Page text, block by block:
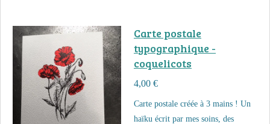
Carte postale
typographique -
coquelicots
4,00 €
Carte postale créée à 3 mains ! Un
haïku écrit par mes soins, des